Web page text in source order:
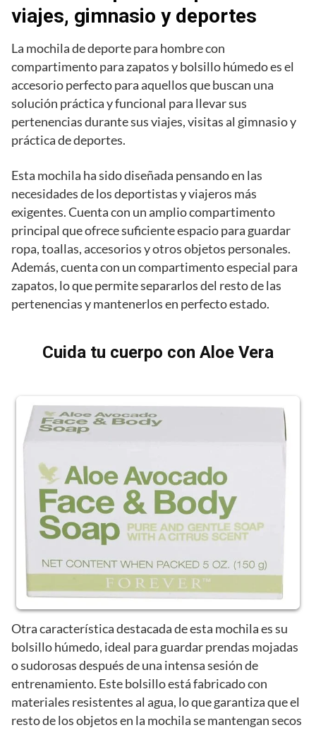
viajes, gimnasio y deportes
La mochila de deporte para hombre con
compartimento para zapatos y bolsillo húmedo es el
accesorio perfecto para aquellos que buscan una
solución práctica y funcional para llevar sus
pertenencias durante sus viajes, visitas al gimnasio y
práctica de deportes.
Esta mochila ha sido diseñada pensando en las
necesidades de los deportistas y viajeros más
exigentes. Cuenta con un amplio compartimento
principal que ofrece suficiente espacio para guardar
ropa, toallas, accesorios y otros objetos personales.
Además, cuenta con un compartimento especial para
zapatos, lo que permite separarlos del resto de las
pertenencias y mantenerlos en perfecto estado.
Cuida tu cuerpo con Aloe Vera
Otra característica destacada de esta mochila es su
bolsillo húmedo, ideal para guardar prendas mojadas
o sudorosas después de una intensa sesión de
entrenamiento. Este bolsillo está fabricado con
materiales resistentes al agua, lo que garantiza que el
resto de los objetos en la mochila se mantengan secos